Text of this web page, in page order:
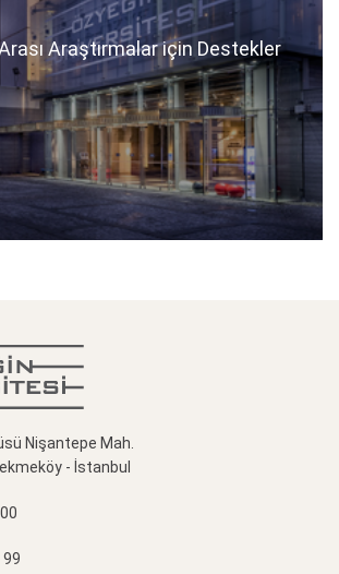
Araştırmalar için Destekler
Nişantepe Mah.
- İstanbul